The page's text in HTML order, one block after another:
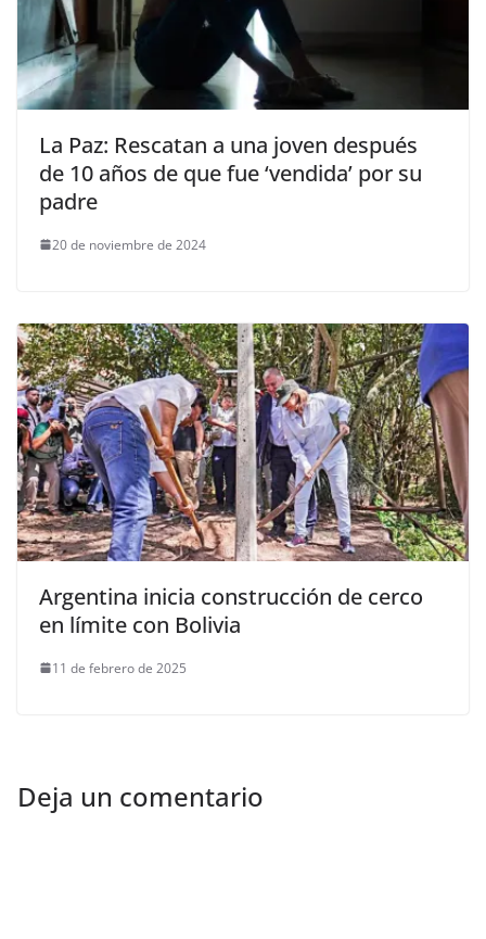
La Paz: Rescatan a una joven después
de 10 años de que fue ‘vendida’ por su
padre
20 de noviembre de 2024
Argentina inicia construcción de cerco
en límite con Bolivia
11 de febrero de 2025
Deja un comentario